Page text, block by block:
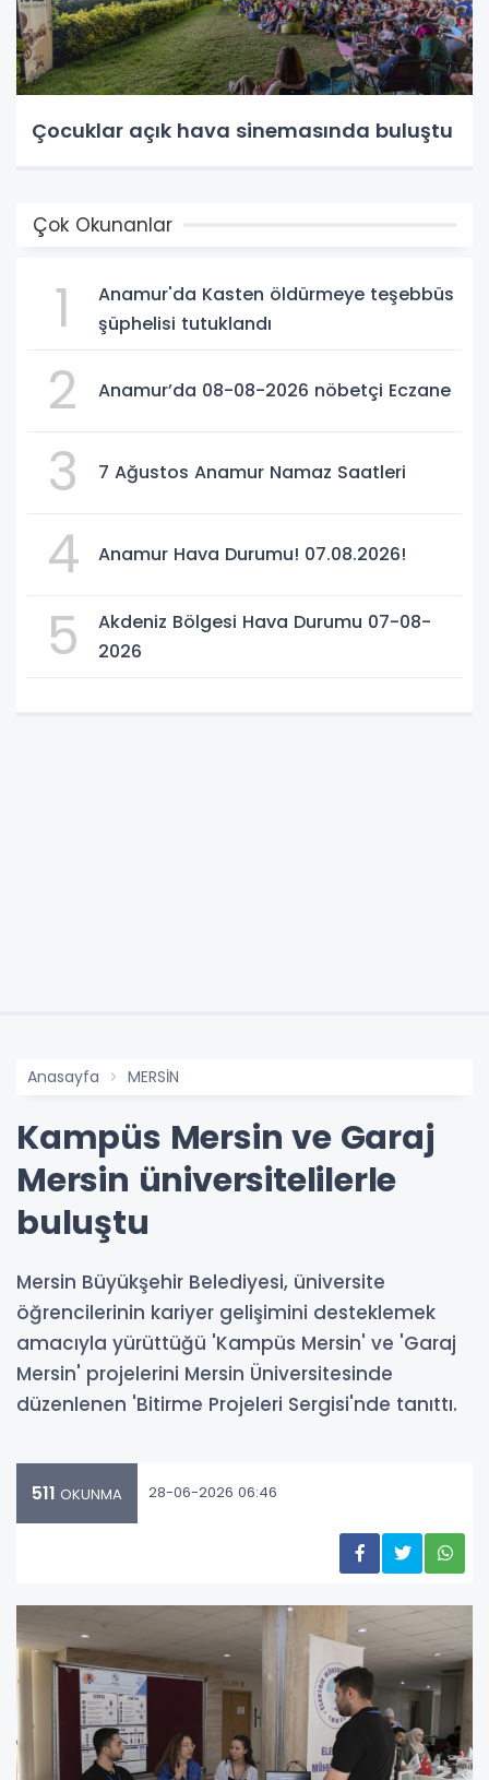
Çocuklar açık hava sinemasında buluştu
Çok Okunanlar
1
Anamur'da Kasten öldürmeye teşebbüs
şüphelisi tutuklandı
2 Anamur’da 08-08-2026 nöbetçi Eczane
3 7 Ağustos Anamur Namaz Saatleri
4 Anamur Hava Durumu! 07.08.2026!
5
Akdeniz Bölgesi Hava Durumu 07-08-
2026
Anasayfa MERSİN
Kampüs Mersin ve Garaj
Mersin üniversitelilerle
buluştu
Mersin Büyükşehir Belediyesi, üniversite
öğrencilerinin kariyer gelişimini desteklemek
amacıyla yürüttüğü 'Kampüs Mersin' ve 'Garaj
Mersin' projelerini Mersin Üniversitesinde
düzenlenen 'Bitirme Projeleri Sergisi'nde tanıttı.
511 OKUNMA 28-06-2026 06:46